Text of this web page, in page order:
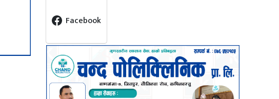
Facebook